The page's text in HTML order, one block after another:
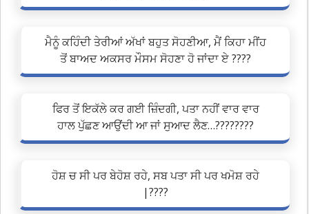
ਮੈਨੂੰ ਕਹਿੰਦੀ ਤੇਰੀਆਂ ਅੱਖਾਂ ਬਹੁਤ ਸੋਹਣੀਆ, ਮੈਂ ਕਿਹਾ ਮੀਂਹ
ਤੋਂ ਬਾਅਦ ਅਕਸਰ ਮੌਸਮ ਸੋਹਣਾ ਹੋ ਜਾਂਦਾ ਏ ????
ਫਿਰ ਤੋਂ ਇਕੱਲੇ ਕਰ ਗਈ ਜ਼ਿੰਦਗੀ, ਪਤਾ ਨਹੀਂ ਵਾਰ ਵਾਰ
ਹਾਲ ਪੁੱਛਣ ਆਉਂਦੀ ਆ ਜਾਂ ਸੁਆਦ ਲੈਣ…????????
ਹੋਸ਼ ਚ ਸੀ ਪਰ ਬੇਹੋਸ਼ ਰਹੇ, ਸਬ ਪਤਾ ਸੀ ਪਰ ਖਮੋਸ਼ ਰਹੇ
|????